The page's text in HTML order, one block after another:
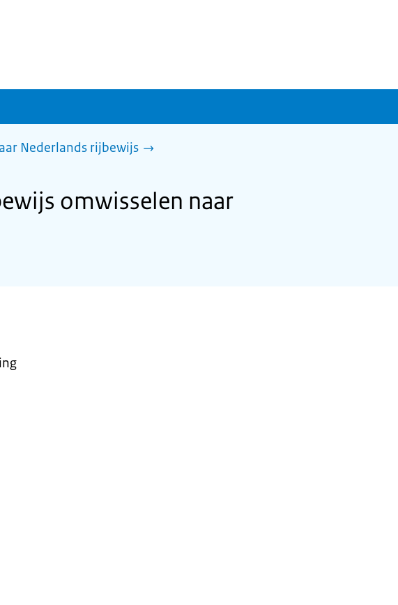
Nederlands rijbewijs
omwisselen naar